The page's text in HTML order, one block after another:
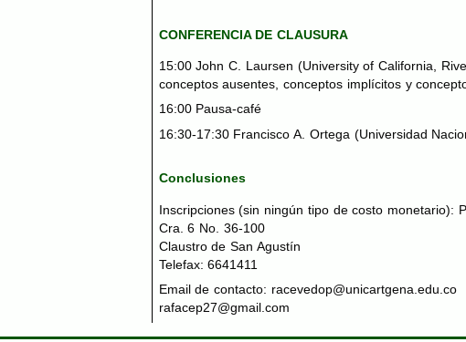
CONFERENCIADECLAUSURA
15:00 John C. Laursen (University of California,
conceptos ausentes, conceptos implícitos y
16:00 Pausa-café
16:30-17:30 Francisco A. Ortega (Universidad
Conclusiones
Inscripciones (sin ningún tipo de costo monetario):
Cra. 6 No. 36-100
Claustro de San Agustín
Telefax: 6641411
Email de contacto: racevedop@unicartgena.edu.co
rafacep27@gmail.com